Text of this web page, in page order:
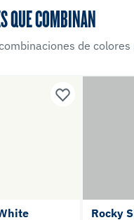
QUE COMBINAN
de
Rocky